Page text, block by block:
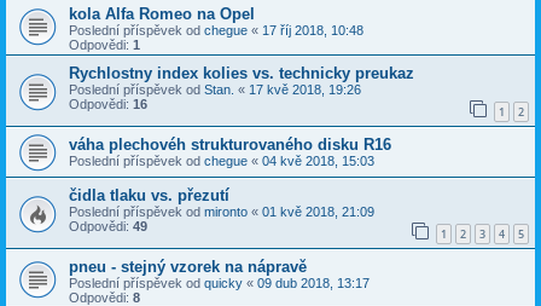
kola Alfa Romeo na Opel
Poslední příspěvek od chegue « 17 říj 2018, 10:48
Odpovědi: 1
Rychlostny index kolies vs. technicky preukaz
Poslední příspěvek od Stan. « 17 kvě 2018, 19:26
Odpovědi: 16 1 2
váha plechovéh strukturovaného disku R16
Poslední příspěvek od chegue « 04 kvě 2018, 15:03
čidla tlaku vs. přezutí
Poslední příspěvek od mironto « 01 kvě 2018, 21:09
Odpovědi: 49 1 2 3 4 5
pneu - stejný vzorek na nápravě
Poslední příspěvek od quicky « 09 dub 2018, 13:17
Odpovědi: 8